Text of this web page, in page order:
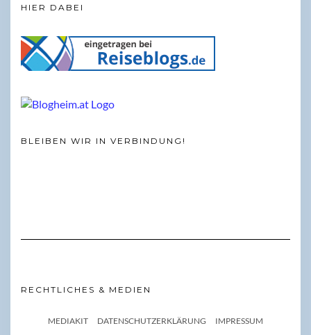
HIER DABEI
BLEIBEN WIR IN VERBINDUNG!
RECHTLICHES & MEDIEN
MEDIAKIT DATENSCHUTZERKLÄRUNG IMPRESSUM